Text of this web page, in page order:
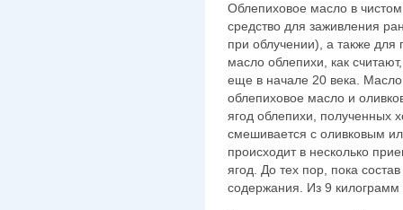
Облепиховое масло в чистом
средство для заживления
при облучении), а также для
масло облепихи, как
еще в начале 20 века. Масло
облепиховое масло и
ягод облепихи, полученных
смешивается с оливковым
происходит в несколько
ягод. До тех пор, пока
содержания. Из 9